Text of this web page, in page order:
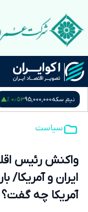
نیم سکه95,000,000۰٫۵۳ %
سیاست
واکنش رئیس
ایران و آمریکا/
آمریکا چه گفت؟